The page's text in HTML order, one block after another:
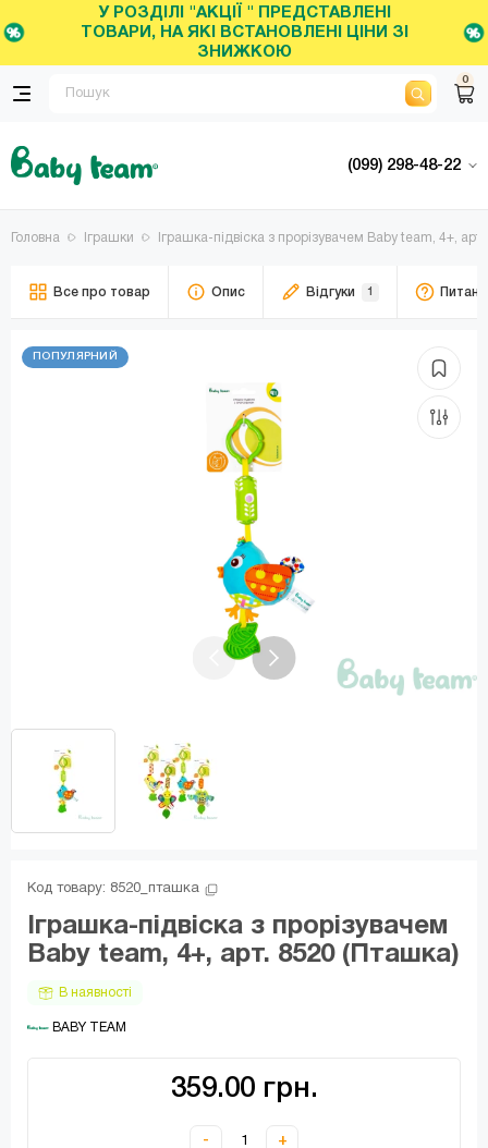
У РОЗДІЛІ "АКЦІЇ " ПРЕДСТАВЛЕНІ
ТОВАРИ, НА ЯКІ ВСТАНОВЛЕНІ ЦІНИ ЗІ
ЗНИЖКОЮ
0
(099) 298-48-22
Головна Іграшки Іграшка-підвіска з прорізувачем Baby team, 4+,
Все про товар Опис Відгуки 1
ПОПУЛЯРНИЙ
Код товару: 8520_пташка
Іграшка-підвіска з прорізувачем
Baby team, 4+, арт. 8520 (Пташка)
В наявності
BABY TEAM
359.00 грн.
- +